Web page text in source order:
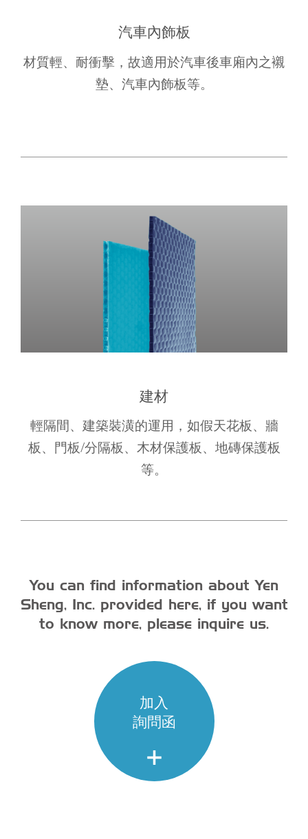
汽車內飾板
材質輕、耐衝擊，故適用於汽車後車廂內之襯
墊、汽車內飾板等。
建材
輕隔間、建築裝潢的運用，如假天花板、牆
板、門板/分隔板、木材保護板、地磚保護板
等。
You can find information about Yen
Sheng, Inc. provided here, if you want
to know more, please inquire us.
加入
詢問函